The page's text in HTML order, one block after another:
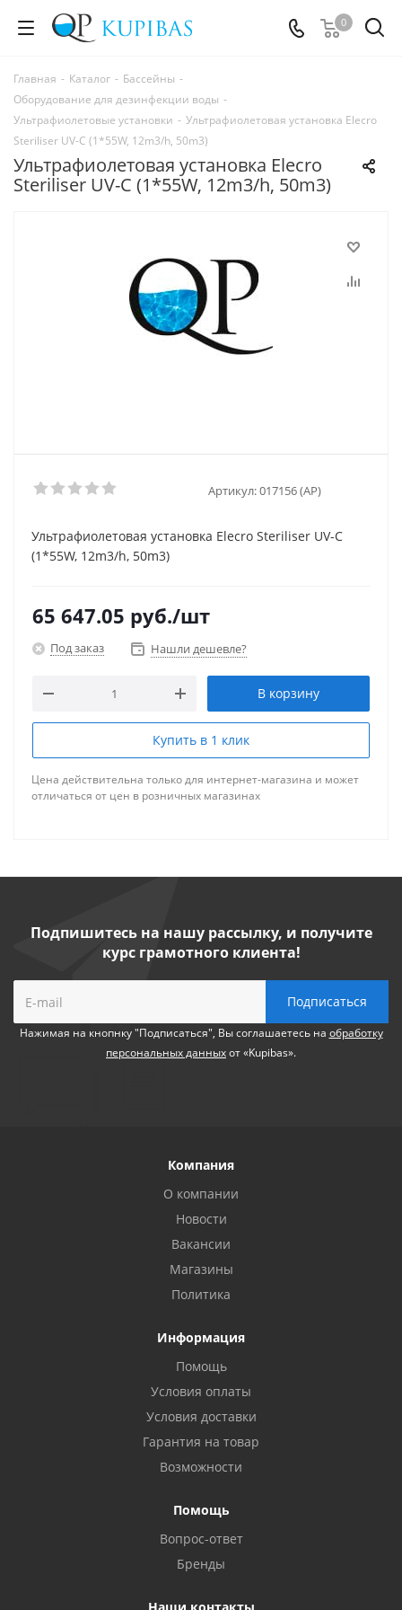
0
Главная - Каталог - Бассейны -
Оборудование для дезинфекции воды -
Ультрафиолетовые установки - Ультрафиолетовая установка Elecro
Steriliser UV-C (1*55W, 12m3/h, 50m3)
Ультрафиолетовая установка Elecro
Steriliser UV-C (1*55W, 12m3/h, 50m3)
Артикул:017156 (AP)
Ультрафиолетовая установка Elecro Steriliser UV-C
(1*55W, 12m3/h, 50m3)
65 647.05 руб./шт
Под заказ Нашли дешевле?
В корзину
Купить в 1 клик
Цена действительна только для интернет-магазина и может
отличаться от цен в розничных магазинах
Подпишитесь на нашу рассылку, и получите
курс грамотного клиента!
Нажимая на кнопнку "Подписаться", Вы соглашаетесь на обработку
персональных данныхот «Kupibas».
Компания
О компании
Новости
Вакансии
Магазины
Политика
Информация
Помощь
Условия оплаты
Условия доставки
Гарантия на товар
Возможности
Помощь
Вопрос-ответ
Бренды